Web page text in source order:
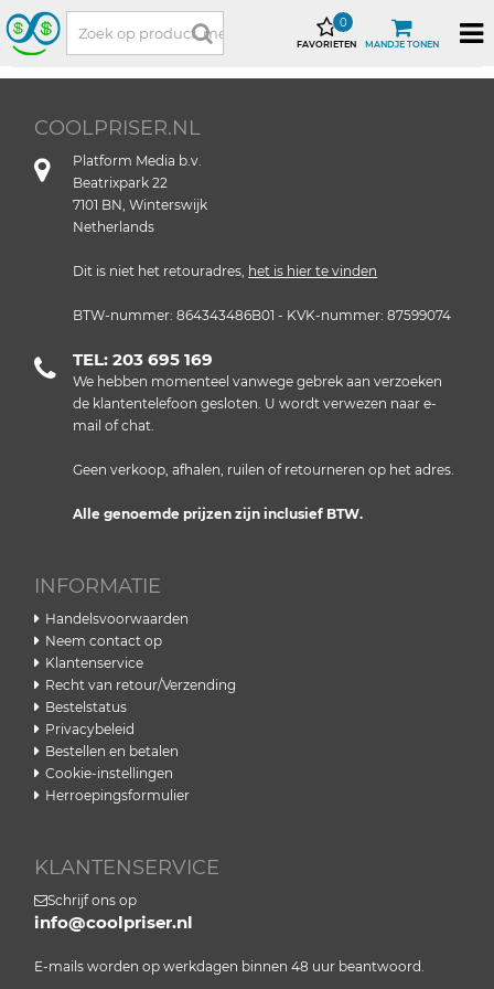
FAVORIETEN
0
MANDJE TONEN
COOLPRISER.NL
Platform Media b.v.
Beatrixpark 22
7101 BN, Winterswijk
Netherlands
Dit is niet het retouradres, het is hier te vinden
BTW-nummer: 864343486B01 - KVK-nummer: 87599074
TEL: 203 695 169
We hebben momenteel vanwege gebrek aan verzoeken
de klantentelefoon gesloten. U wordt verwezen naar e-
mail of chat.
Geen verkoop, afhalen, ruilen of retourneren op het adres.
Alle genoemde prijzen zijn inclusief BTW.
INFORMATIE
Handelsvoorwaarden
Neem contact op
Klantenservice
Recht van retour/Verzending
Bestelstatus
Privacybeleid
Bestellen en betalen
Cookie-instellingen
Herroepingsformulier
KLANTENSERVICE
Schrijf ons op
info@coolpriser.nl
E-mails worden op werkdagen binnen 48 uur beantwoord.